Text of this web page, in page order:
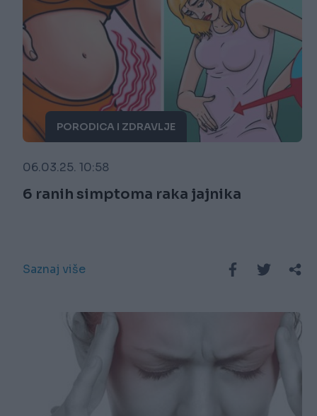
PORODICA I ZDRAVLJE
06.03.25. 10:58
6 ranih simptoma raka jajnika
Saznaj više